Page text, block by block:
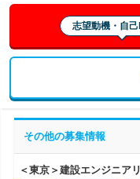
志望動機・自
その他の募集情報
＜東京＞建設エンジニア